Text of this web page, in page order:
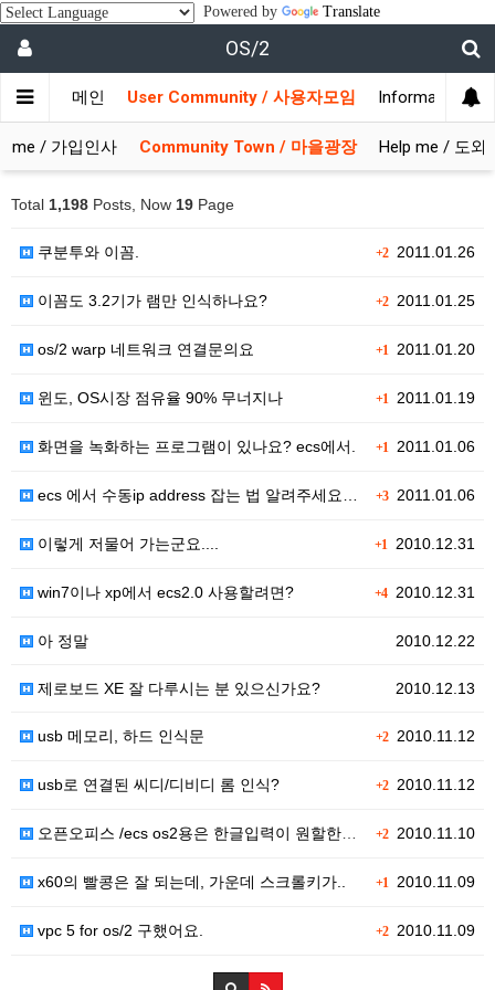
Powered by Translate
OS/2
메인 User Community / 사용자모임 Information /
/ 가입인사 Community Town / 마을광장 Help me / 도와
Total 1,198 Posts, Now 19 Page
+22011.01.26
쿠분투와 이꼼.
+22011.01.25
이꼼도 3.2기가 램만 인식하나요?
+1 2011.01.20
os/2 warp 네트워크 연결문의요
+1 2011.01.19
윈도, OS시장 점유율 90% 무너지나
+1 2011.01.06
화면을 녹화하는 프로그램이 있나요? ecs에서.
+32011.01.06
ecs 에서 수동ip address 잡는 법 알려주세요…
+1 2010.12.31
이렇게 저물어 가는군요....
+42010.12.31
win7이나 xp에서 ecs2.0 사용할려면?
2010.12.22
아 정말
2010.12.13
제로보드 XE 잘 다루시는 분 있으신가요?
+22010.11.12
usb 메모리, 하드 인식문
+22010.11.12
usb로 연결된 씨디/디비디 롬 인식?
+22010.11.10
오픈오피스 /ecs os2용은 한글입력이 원할한가요?
+1 2010.11.09
x60의 빨콩은 잘 되는데, 가운데 스크롤키가..
+22010.11.09
vpc 5 for os/2 구했어요.